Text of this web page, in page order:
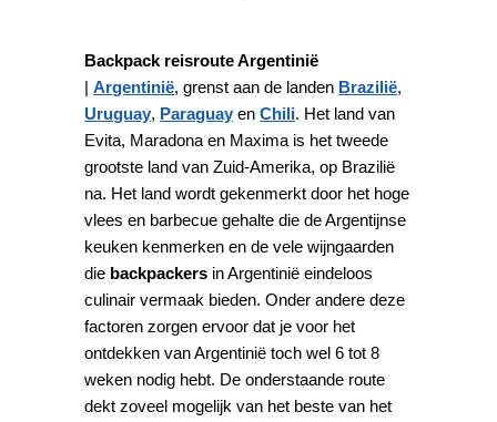
Backpack reisroute Argentinië
|Argentinië, grenst aan de landen Brazilië,
Uruguay, Paraguay enChili. Het land van
Evita, Maradona en Maxima is het tweede
grootste land van Zuid-Amerika, op Brazilië
na. Het land wordt gekenmerkt door het hoge
vlees en barbecue gehalte die de Argentijnse
keuken kenmerken en de vele wijngaarden
die backpackers in Argentinië eindeloos
culinair vermaak bieden. Onder andere deze
factoren zorgen ervoor dat je voor het
ontdekken van Argentinië toch wel 6 tot 8
weken nodig hebt. De onderstaande route
dekt zoveel mogelijk van het beste van het